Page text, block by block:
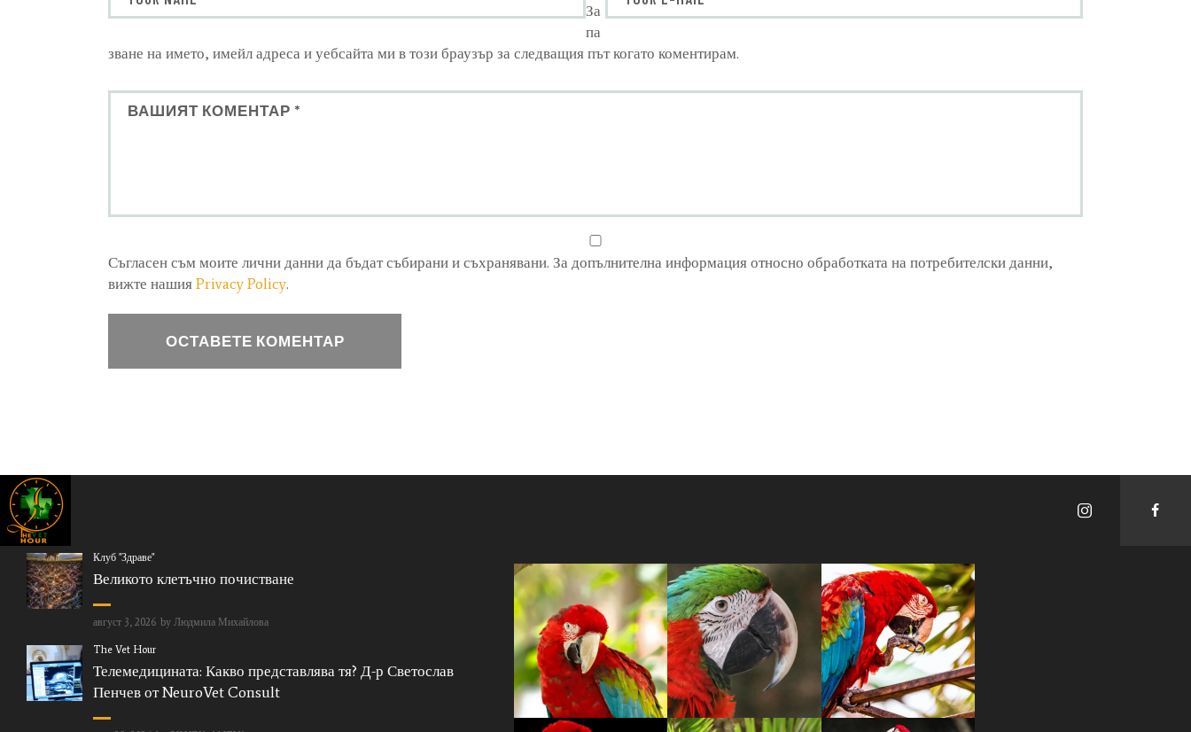
За
па
зване на името, имейл адреса и уебсайта ми в този браузър за следващия път когато коментирам.
Съгласен съм моите лични данни да бъдат събирани и съхранявани. За допълнителна информация относно обработката на потребителски данни,
вижте нашия Privacy Policy.
Клуб "Здраве"
Великото клетъчно почистване
август 3, 2026 by Людмила Михайлова
The Vet Hour
Телемедицината: Какво представлява тя? Д-р Светослав
Пенчев от NeuroVet Consult